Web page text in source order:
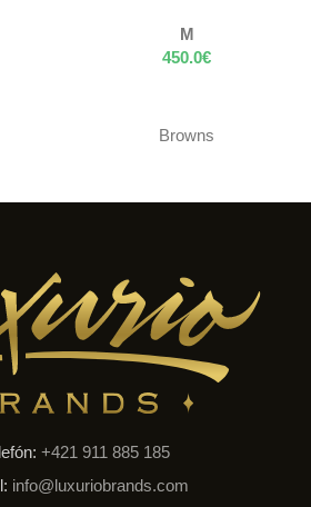
M
450.0€
Browns
+421 911 885 185
info@luxuriobrands.com